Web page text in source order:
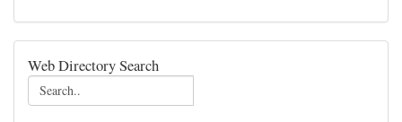
Web Directory Search